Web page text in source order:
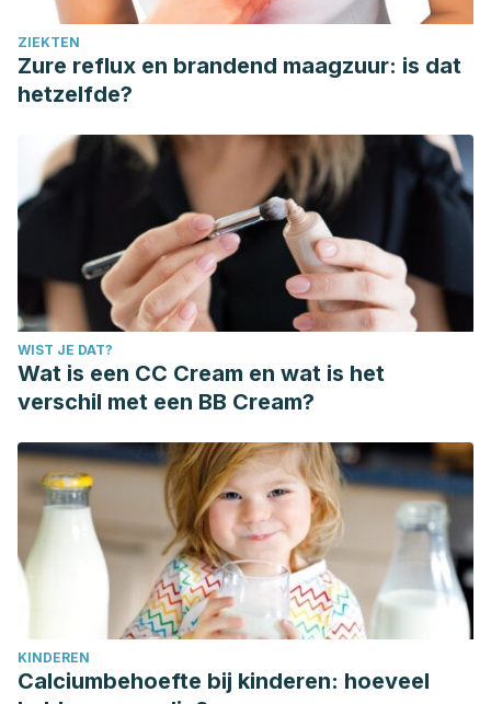
47. Disponible en:
https://revista.unsis.edu.mx/index.php/saludyadmon/article/
Sakkas, H. & Papadopoulou, C. (2017). Antimicrobial activity
microbiology and biotechnology,
(3), 429-438.
Disponible en: https://www.jmb.or.kr/journal/view.html?
doi=10.4014/jmb.1608.08024
Shang, A., Cao, S. Y., Xu, X. Y., Gan, R. Y., Tang, G. Y.,
Corke, H. & Li, H. B. (2019). Bioactive compounds and
biological functions of garlic (Allium sativum L.).
Foods
(7),
246. Disponible en:
https://www.ncbi.nlm.nih.gov/pmc/articles/PMC6678835/
amphibian chytrid fungus and increases host survival rates.
PLoS One,
7(5), 1-7. Disponible
en:https://www.ncbi.nlm.nih.gov/pmc/articles/PMC3349647/
Wińska, K., Mączka, W., Łyczko, J., Grabarczyk, M.,
Czubaszek, A. & Szumny, A. (2019). Essential oils as
antimicrobial agents—myth or real alternative?.
,24(11), 1-21. Disponible en:
https://www.ncbi.nlm.nih.gov/pmc/articles/PMC6612361/
Wu, Y., Hu, S., Wu, C., Gu, F. & Yang, Y. (2022). Probiotics:
ZIEKTEN
Zure reflux en brandend maagzuur: is dat
hetzelfde?
WIST JE DAT?
Wat is een CC Cream en wat is het
verschil met een BB Cream?
KINDEREN
Calciumbehoefte bij kinderen: hoeveel